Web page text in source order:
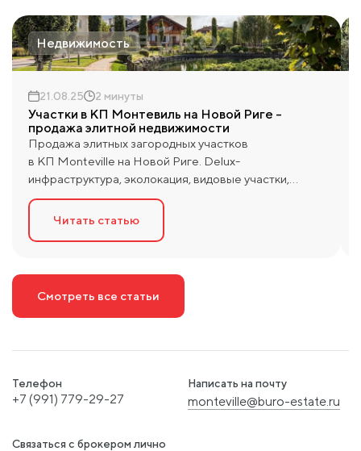
Недвижимость
21.08.25 2 минуты
Участки в КП Монтевиль на Новой Риге –
продажа элитной недвижимости
Продажа элитных загородных участков
в КП Monteville на Новой Риге. Delux-
инфраструктура, эколокация, видовые участки,
просторные площади. Эксклюзивный выбор
объектов, юридическое сопровождение, сделки
«под ключ». Узнать стоимость за кв.м. и получить
Читать статью
Смотреть все статьи
Телефон
+7 (991) 779-29-27
Связаться с брокером лично
Написать на почту
monteville@buro-estate.ru